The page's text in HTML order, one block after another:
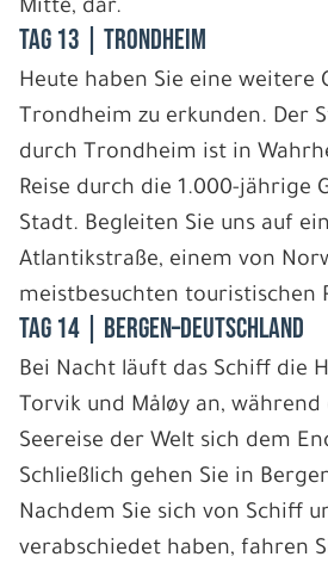
Mitte, dar.
Tag 13 | Trondheim
Heute haben Sie eine weitere
Trondheim zu erkunden. Der
durch Trondheim ist in
Reise durch die 1.000-jährige
Stadt. Begleiten Sie uns auf
Atlantikstraße, einem von
meistbesuchten touristischen
Tag 14 | Bergen–Deutschland
Bei Nacht läuft das Schiff die
Torvik und Måløy an,
Seereise der Welt sich dem
Schließlich gehen Sie in
Nachdem Sie sich von Schiff
verabschiedet haben, fahren